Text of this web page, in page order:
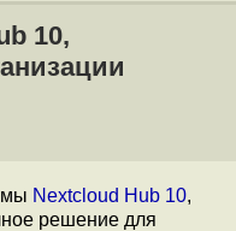
10,
Nextcloud Hub 10,
решение для